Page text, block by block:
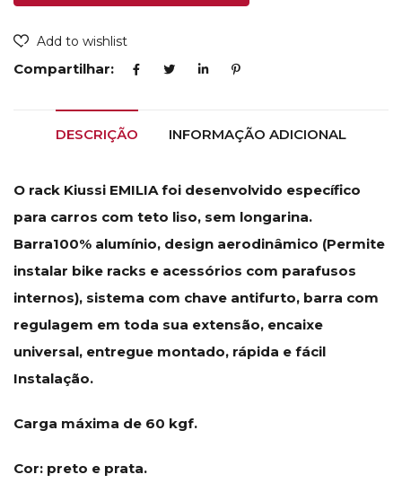
Add to wishlist
Compartilhar:
DESCRIÇÃO INFORMAÇÃO ADICIONAL
O rack Kiussi EMILIA foi desenvolvido específico
para carros com teto liso, sem longarina.
Barra100% alumínio, design aerodinâmico (Permite
instalar bike racks e acessórios com parafusos
internos), sistema com chave antifurto, barra com
regulagem em toda sua extensão, encaixe
universal, entregue montado, rápida e fácil
Instalação.
Carga máxima de 60 kgf.
Cor: preto e prata.